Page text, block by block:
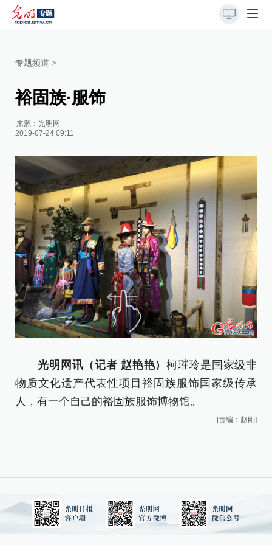
专题频道 >
裕固族·服饰
来源：光明网
2019-07-24 09:11
光明网讯（记者 赵艳艳）柯璀玲是国家级非
物质文化遗产代表性项目裕固族服饰国家级传承
人，有一个自己的裕固族服饰博物馆。
[责编：赵刚]